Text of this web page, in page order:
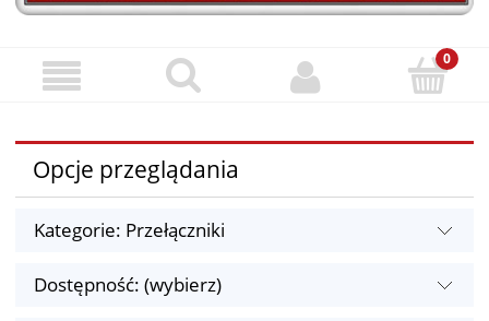
Opcje przeglądania
Kategorie: Przełączniki
Dostępność: (wybierz)